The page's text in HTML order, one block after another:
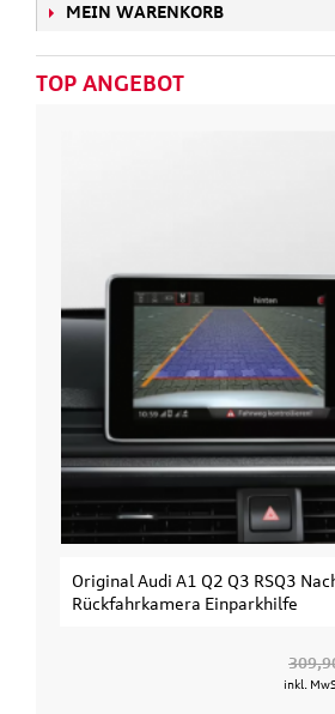
MEIN WARENKORB
TOP ANGEBOT
Original Audi A1 Q2 Q3 RSQ3
Rückfahrkamera Einparkhilfe
inkl.